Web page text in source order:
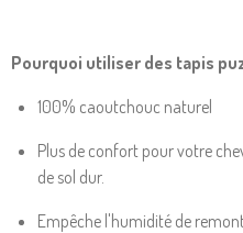
Pourquoi utiliser des tapis
100% caoutchouc naturel
Plus de confort pour votre
de sol dur.
Empêche l'humidité de